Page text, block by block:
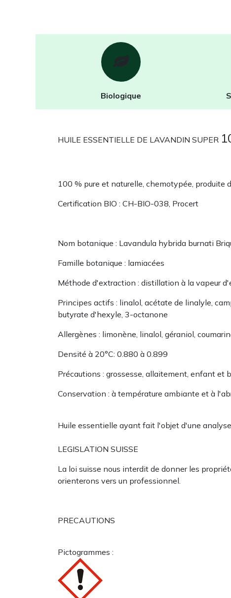
Biologique
HUILE ESSENTIELLE DE LAVANDIN SUPER
100 % pure et naturelle, chemotypée, produite
Certification BIO : CH-BIO-038, Procert
Nom botanique : Lavandula hybrida burnati
Famille botanique : lamiacées
Méthode d'extraction : distillation à la vapeur
Principes actifs : linalol, acétate de linalyle,
butyrate d'hexyle, 3-octanone
Allergènes : limonène, linalol, géraniol,
Densité à 20°C: 0.880 à 0.899
Précautions : grossesse, allaitement, enfant et
Conservation : à température ambiante et à
Huile essentielle ayant fait l'objet d'une
LEGISLATION SUISSE
La loi suisse nous interdit de donner les
orienterons vers un professionnel.
PRECAUTIONS
Pictogrammes :